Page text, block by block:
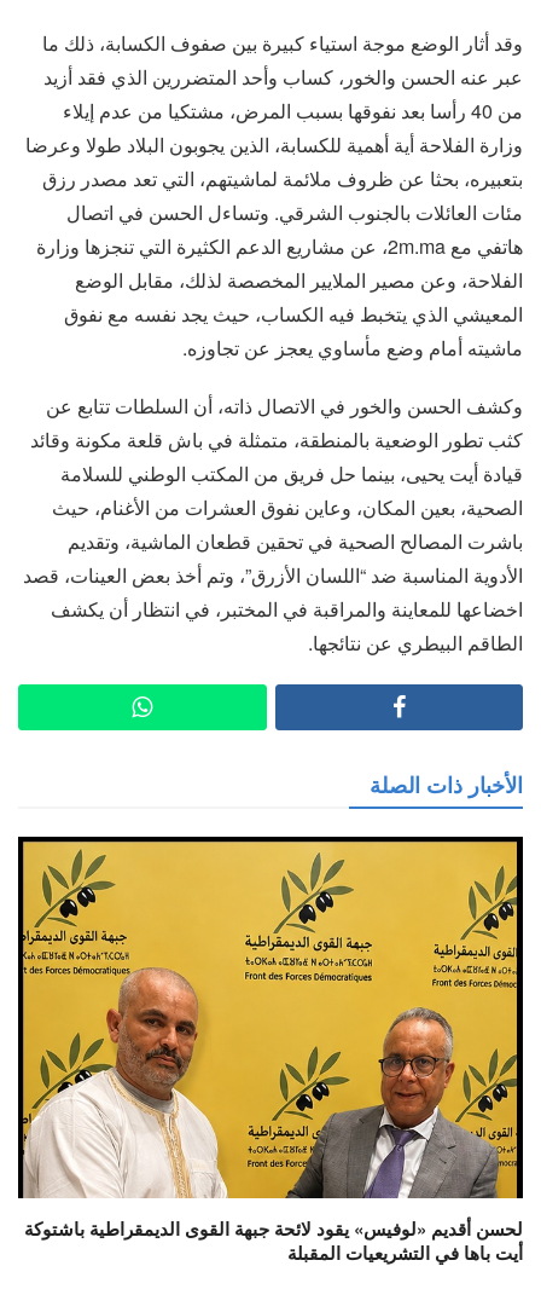
وقد أثار الوضع موجة استياء كبيرة بين صفوف الكسابة، ذلك ما
عبر عنه الحسن والخور، كساب وأحد المتضررين الذي فقد أزيد
من 40 رأسا بعد نفوقها بسبب المرض، مشتكيا من عدم إيلاء
وزارة الفلاحة أية أهمية للكسابة، الذين يجوبون البلاد طولا وعرضا
بتعبيره، بحثا عن ظروف ملائمة لماشيتهم، التي تعد مصدر رزق
مئات العائلات بالجنوب الشرقي. وتساءل الحسن في اتصال
هاتفي مع 2m.ma، عن مشاريع الدعم الكثيرة التي تنجزها وزارة
الفلاحة، وعن مصير الملايير المخصصة لذلك، مقابل الوضع
المعيشي الذي يتخبط فيه الكساب، حيث يجد نفسه مع نفوق
ماشيته أمام وضع مأساوي يعجز عن تجاوزه.
وكشف الحسن والخور في الاتصال ذاته، أن السلطات تتابع عن
كثب تطور الوضعية بالمنطقة، متمثلة في باش قلعة مكونة وقائد
قيادة أيت يحيى، بينما حل فريق من المكتب الوطني للسلامة
الصحية، بعين المكان، وعاين نفوق العشرات من الأغنام، حيث
باشرت المصالح الصحية في تحقين قطعان الماشية، وتقديم
الأدوية المناسبة ضد “اللسان الأزرق”، وتم أخذ بعض العينات، قصد
اخضاعها للمعاينة والمراقبة في المختبر، في انتظار أن يكشف
الطاقم البيطري عن نتائجها.
الأخبار ذات الصلة
لحسن أقديم «لوفيس» يقود لائحة جبهة القوى الديمقراطية باشتوكة
أيت باها في التشريعيات المقبلة